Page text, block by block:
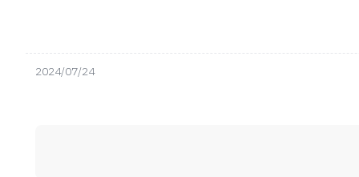
2024/07/24